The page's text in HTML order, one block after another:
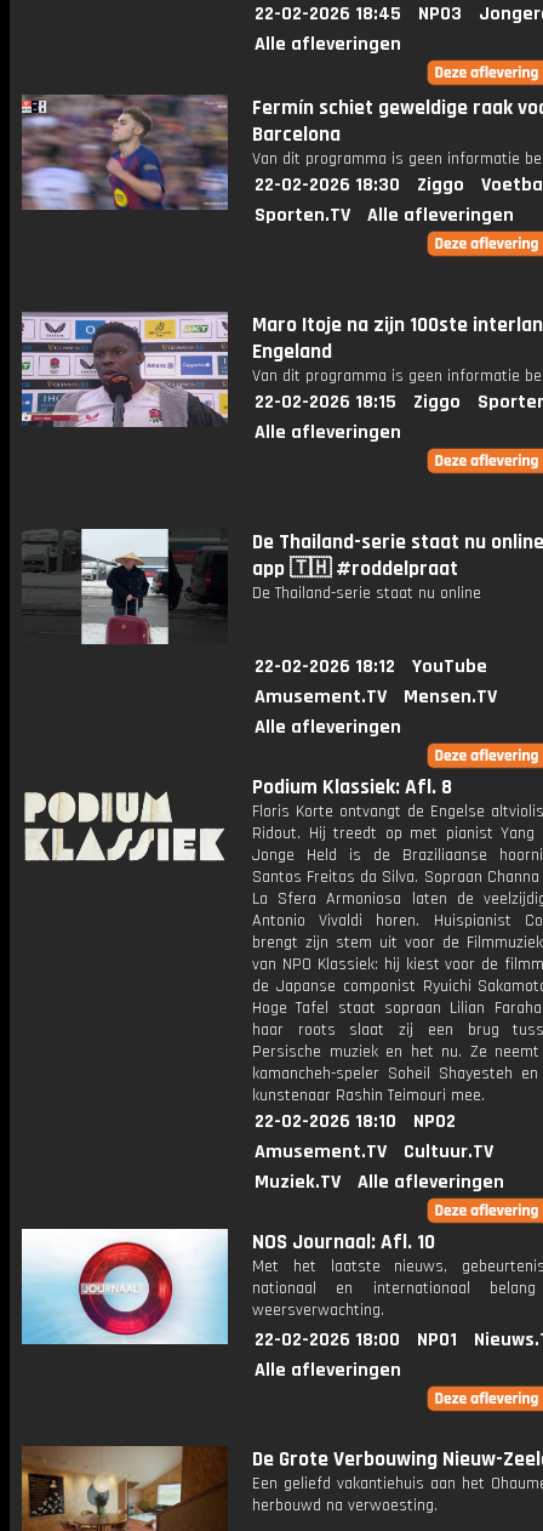
22-02-2026 18:45 NPO3
Alle afleveringen
Fermín schiet geweldige raak
Barcelona
Van dit programma is geen informatie
22-02-2026 18:30 Ziggo
Sporten.TV
Alle afleveringen
Maro Itoje na zijn 100ste
Engeland
Van dit programma is geen informatie
22-02-2026 18:15 Ziggo
Alle afleveringen
De Thailand-serie staat nu
app 🇹🇭 #roddelpraat
De Thailand-serie staat nu online
22-02-2026 18:12
YouTube
Amusement.TV
Mensen.TV
Alle afleveringen
Podium Klassiek: Afl. 8
Floris Korte ontvangt de Engelse
Ridout. Hij treedt op met pianist Yang
Jonge Held is de Braziliaanse
Santos Freitas da Silva. Sopraan
La Sfera Armoniosa laten de
Antonio Vivaldi horen. Huispianist
brengt zijn stem uit voor de
van NPO Klassiek: hij kiest voor de
de Japanse componist Ryuichi
Hoge Tafel staat sopraan Lilian
haar roots slaat zij een brug
Persische muziek en het nu. Ze
kamancheh-speler Soheil Shayesteh
kunstenaar Rashin Teimouri mee.
22-02-2026 18:10
NPO2
Amusement.TV
Cultuur.TV
Muziek.TV
Alle afleveringen
NOS Journaal: Afl. 10
Met het laatste nieuws,
nationaal en internationaal
weersverwachting.
22-02-2026 18:00 NPO1
Alle afleveringen
De Grote Verbouwing Nieuw-
Een geliefd vakantiehuis aan het
herbouwd na verwoesting.